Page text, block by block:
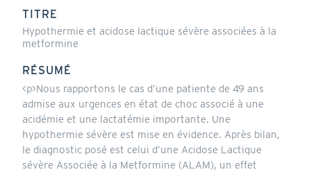
TITRE
Hypothermie et acidose lactique sévère associées à la
metformine
RÉSUMÉ
<p>Nous rapportons le cas d’une patiente de 49 ans
admise aux urgences en état de choc associé à une
acidémie et une lactatémie importante. Une
hypothermie sévère est mise en évidence. Après bilan,
le diagnostic posé est celui d’une Acidose Lactique
sévère Associée à la Metformine (ALAM), un effet